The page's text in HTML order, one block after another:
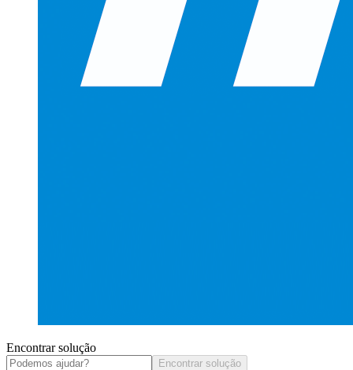
Encontrar solução
Encontrar solução